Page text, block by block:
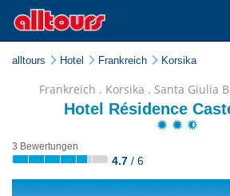
alltours Hotel Frankreich Korsika
Frankreich . Korsika . Santa Giulia
Hotel Résidence
3 Bewertungen
4.7 / 6